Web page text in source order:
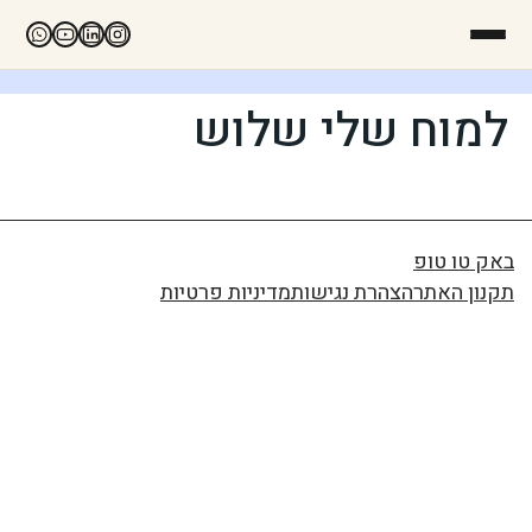
למוח שלי שלוש
באק טו טופ
תקנון האתרהצהרת נגישותמדיניות פרטיות